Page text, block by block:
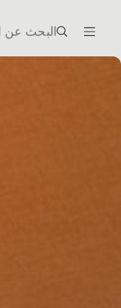
البحث عن